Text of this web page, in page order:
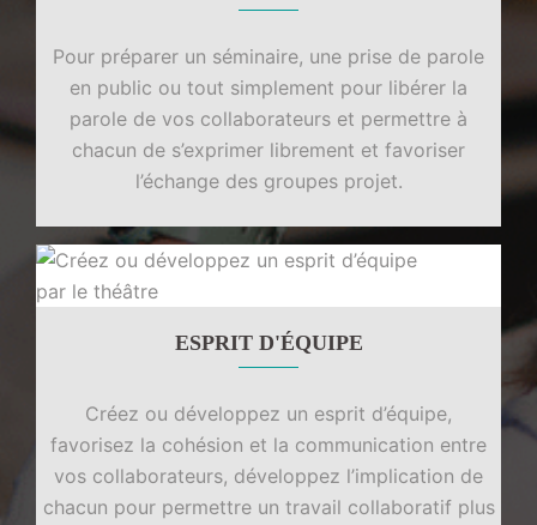
Pour préparer un séminaire, une prise de parole
en public ou tout simplement pour libérer la
parole de vos collaborateurs et permettre à
chacun de s’exprimer librement et favoriser
l’échange des groupes projet.
ESPRIT D'ÉQUIPE
Créez ou développez un esprit d’équipe,
favorisez la cohésion et la communication entre
vos collaborateurs, développez l’implication de
chacun pour permettre un travail collaboratif plus